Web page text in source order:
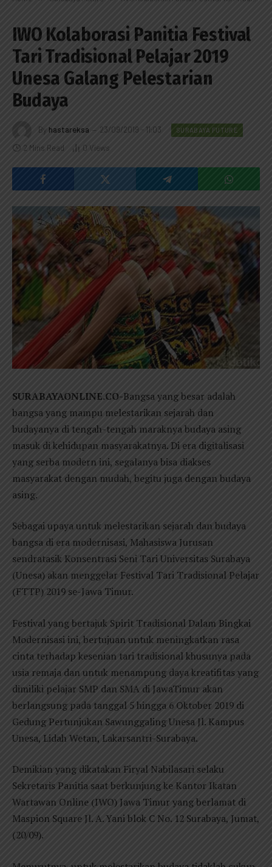
IWO Kolaborasi Panitia Festival
Tari Tradisional Pelajar 2019
Unesa Galang Pelestarian
Budaya
By hastareksa 23/09/2019 - 11:03 SURABAYA FUTURE
2 Mins Read 0 Views
SURABAYAONLINE.CO-Bangsa yang besar adalah
bangsa yang mampu melestarikan sejarah dan
budayanya di tengah-tengah maraknya budaya asing
masuk di kehidupan masyarakatnya. Di era digitalisasi
yang serba modern ini, segalanya bisa diakses
masyarakat dengan mudah, begitu juga dengan budaya
asing.
Sebagai upaya untuk melestarikan sejarah dan budaya
bangsa di era modernisasi, Mahasiswa Jurusan
sendratasik Konsentrasi Seni Tari Universitas Surabaya
(Unesa) akan menggelar Festival Tari Tradisional Pelajar
(FTTP) 2019 se-Jawa Timur.
Festival yang bertajuk Spirit Tradisional Dalam Bingkai
Modernisasi ini, bertujuan untuk meningkatkan rasa
cinta terhadap kesenian tari tradisional khusunya pada
usia remaja dan untuk menampung daya kreatifitas yang
dimiliki pelajar SMP dan SMA di JawaTimur akan
berlangsung pada tanggal 5 hingga 6 Oktober 2019 di
Gedung Pertunjukan Sawunggaling Unesa Jl. Kampus
Unesa, Lidah Wetan, Lakarsantri-Surabaya.
Demikian yang dikatakan Firyal Nabilasari selaku
Sekretaris Panitia saat berkunjung ke Kantor Ikatan
Wartawan Online (IWO) Jawa Timur yang berlamat di
Maspion Square Jl. A. Yani blok C No. 12 Surabaya, Jumat,
(20/09).